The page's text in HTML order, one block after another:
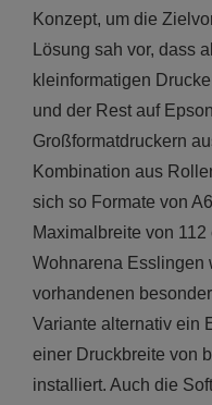
Konzept, um die
Lösung sah vor, dass
kleinformatigen
und der Rest auf
Großformatdruckern
Kombination aus
sich so Formate von
Maximalbreite von
Wohnarena Esslingen
vorhandenen
Variante alternativ ein
einer Druckbreite von
installiert. Auch die